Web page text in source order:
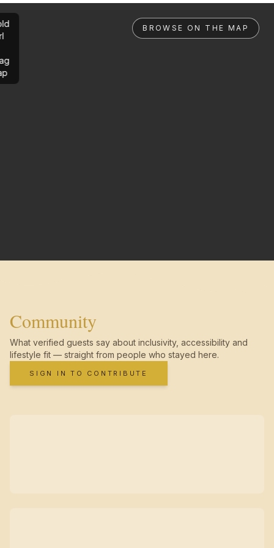
BROWSE ON THE MAP
Community
What verified guests say about inclusivity, accessibility and
lifestyle fit — straight from people who stayed here.
SIGN IN TO CONTRIBUTE